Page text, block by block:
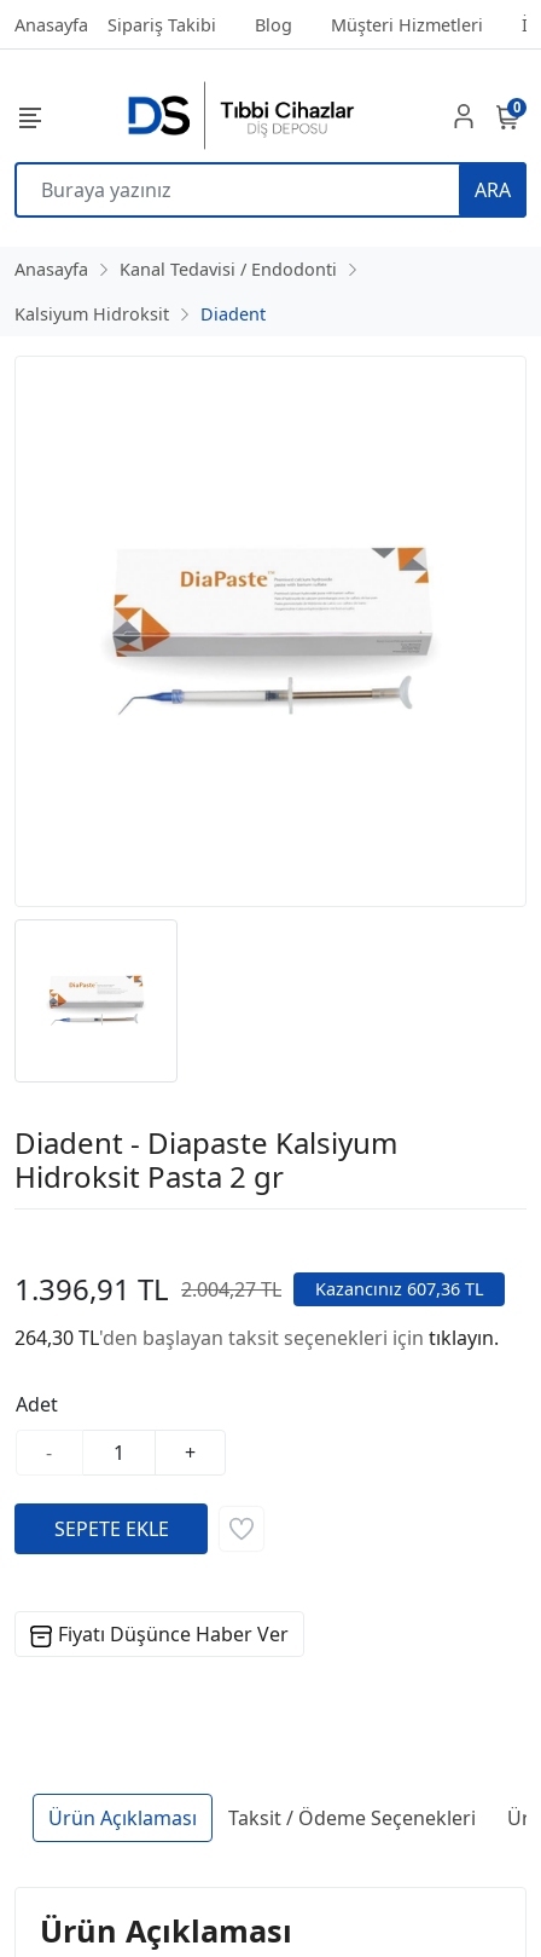
Anasayfa Sipariş Takibi Blog Müşteri Hizmetleri
ARA
0
Anasayfa
Kanal Tedavisi / Endodonti
Kalsiyum Hidroksit
Diadent
Diadent - Diapaste Kalsiyum
Hidroksit Pasta 2 gr
1.396,91 TL 2.004,27 TL Kazancınız 607,36 TL
264,30 TL'den başlayan taksit seçenekleri için tıklayın.
Adet
-
+
Fiyatı Düşünce Haber Ver
Ürün Açıklaması Taksit / Ödeme Seçenekleri
Ürün Açıklaması